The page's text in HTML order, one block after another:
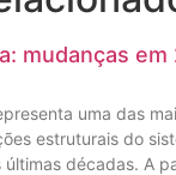
mudanças em
uma das
estruturais do
décadas. A